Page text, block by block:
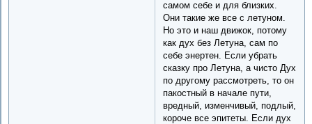
самом себе и для близких.
Они такие же все с летуном.
Но это и наш движок, потому
как дух без Летуна, сам по
себе энертен. Если убрать
сказку про Летуна, а чисто Дух
по другому рассмотреть, то он
пакостный в начале пути,
вредный, изменчивый, подлый,
короче все эпитеты. Если дух